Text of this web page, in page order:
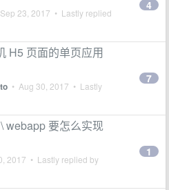
Sep 23, 2017 • Lastly replied
4
H5 页面的单页应用
• Aug 30, 2017 • Lastly
7
webapp 要怎么实现
2017 • Lastly replied by
1